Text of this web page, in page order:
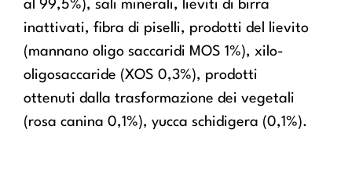
al 99,5%), sali minerali, lieviti di birra
inattivati, fibra di piselli, prodotti del lievito
(mannano oligo saccaridi MOS 1%), xilo-
oligosaccaride (XOS 0,3%), prodotti
ottenuti dalla trasformazione dei vegetali
(rosa canina 0,1%), yucca schidigera (0,1%).